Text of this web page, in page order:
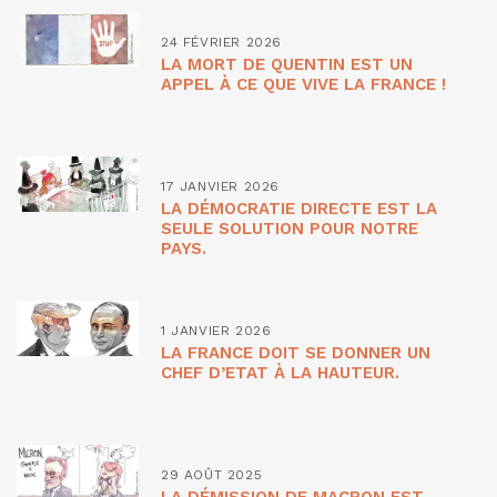
24 FÉVRIER 2026
LA MORT DE QUENTIN EST UN
APPEL À CE QUE VIVE LA FRANCE !
17 JANVIER 2026
LA DÉMOCRATIE DIRECTE EST LA
SEULE SOLUTION POUR NOTRE
PAYS.
1 JANVIER 2026
LA FRANCE DOIT SE DONNER UN
CHEF D’ETAT À LA HAUTEUR.
29 AOÛT 2025